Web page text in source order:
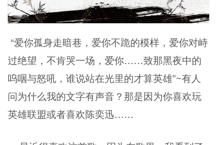
过绝望，不肯哭一场，爱你……致那黑夜中的
呜咽与怒吼，谁说站在光里的才算英雄”~有人
问为什么我的文字有声音？那是因为你喜欢玩
英雄联盟或者喜欢陈奕迅……